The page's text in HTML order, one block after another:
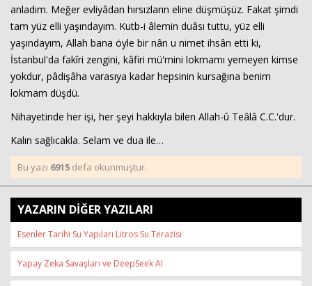
anladım. Meğer evliyâdan hırsızların eline düşmüşüz. Fakat şimdi
tam yüz elli yaşındayım. Kutb-i âlemin duâsı tuttu, yüz elli
yaşındayım, Allah bana öyle bir nân u nimet ihsân etti ki,
İstanbul'da fakîri zengini, kâfiri mü'mini lokmamı yemeyen kimse
yokdur, pâdişâha varasıya kadar hepsinin kursağına benim
lokmam düşdü.
Nihayetinde her işi, her şeyi hakkıyla bilen Allah-û Teâlâ C.C.'dur.
Kalın sağlıcakla. Selam ve dua ile…
Bu yazı 6915 defa okunmuştur.
YAZARIN DİĞER YAZILARI
Esenler Tarihi Su Yapıları Litros Su Terazisi
Yapay Zeka Savaşları ve DeepSeek AI